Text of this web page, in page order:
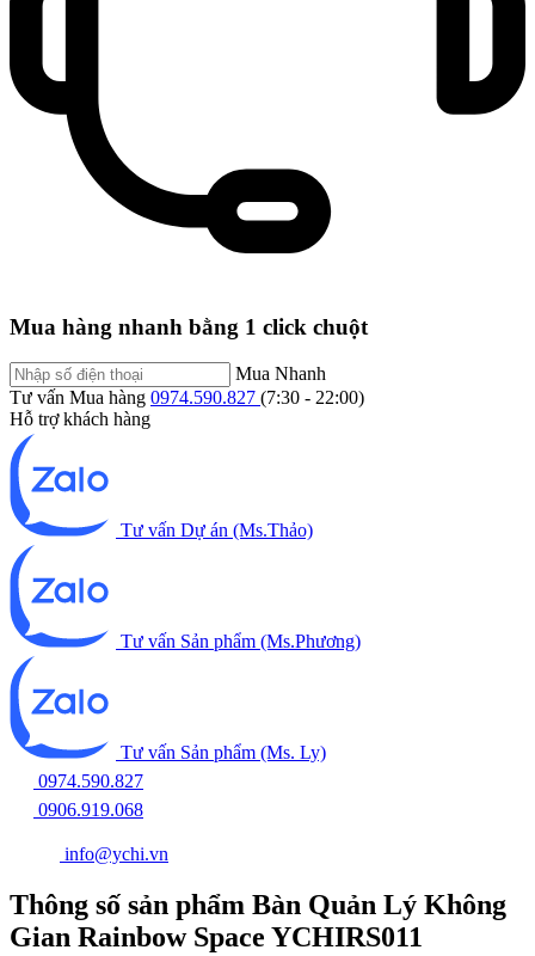
Mua hàng nhanh bằng 1 click chuột
Mua Nhanh
Tư vấn Mua hàng 0974.590.827 (7:30 - 22:00)
Hỗ trợ khách hàng
Tư vấn Dự án (Ms.Thảo)
Tư vấn Sản phẩm (Ms.Phương)
Tư vấn Sản phẩm (Ms. Ly)
0974.590.827
0906.919.068
info@ychi.vn
Thông số sản phẩm Bàn Quản Lý Không
Gian Rainbow Space YCHIRS011